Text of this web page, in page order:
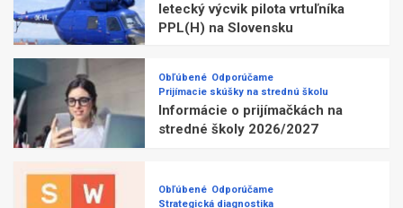
letecký výcvik pilota vrtuľníka
PPL(H) na Slovensku
Obľúbené Odporúčame
Prijímacie skúšky na strednú školu
Informácie o prijímačkách na
stredné školy 2026/2027
Obľúbené Odporúčame
Strategická diagnostika